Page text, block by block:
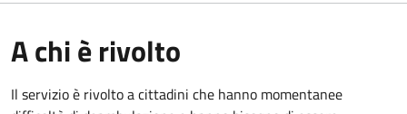
A chi è rivolto
Il servizio è rivolto a cittadini che hanno momentanee